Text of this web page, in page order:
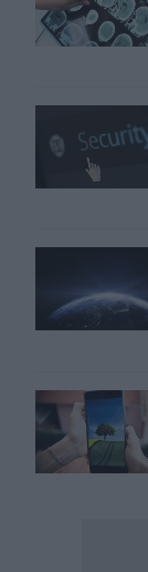
Οι μισές
HELLAS-